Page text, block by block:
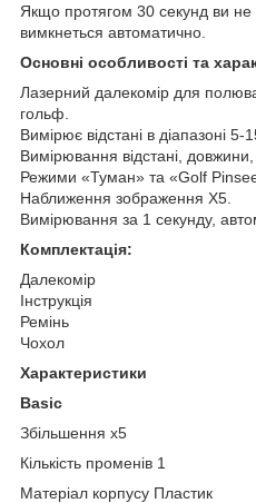
Якщо протягом 30 секунд ви не
вимкнеться автоматично.
Основні особливості та
Лазерний далекомір для
гольф.
Вимірює відстані в діапазоні
Вимірювання відстані, довжини,
Режими «Туман» та «Golf
Наближення зображення Х5.
Вимірювання за 1 секунду,
Комплектація:
Далекомір
Інструкція
Ремінь
Чохол
Характеристики
Basic
Збільшення х5
Кількість променів 1
Матеріал корпусу Пластик